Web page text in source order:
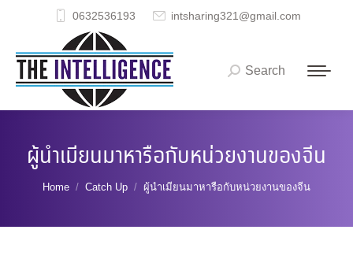
0632536193 intsharing321@gmail.com
Search:
Search
ผู้นำเมียนมาหารือกับหน่วยงานของจีน
You are here:
Home Catch Up ผู้นำเมียนมาหารือกับหน่วยงานของจีน